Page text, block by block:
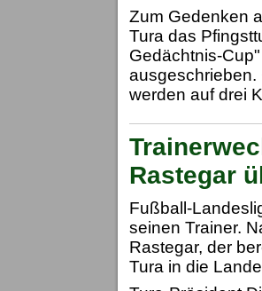
Zum Gedenken
Tura das
Gedächtnis-
ausgeschrieben.
werden auf drei
Rastegar
Fußball-
seinen Trainer.
Rastegar, der
Tura in die